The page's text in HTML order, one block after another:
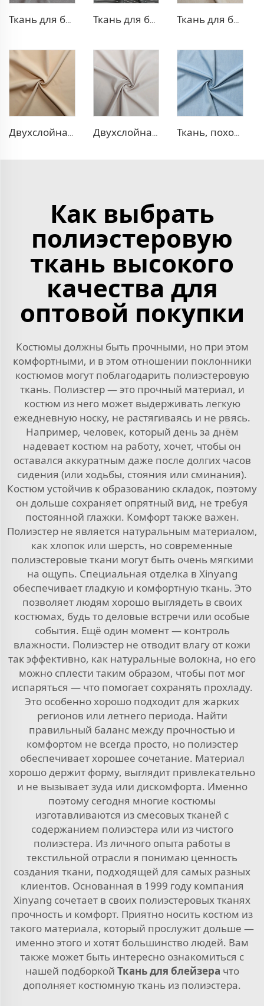
Ткань для брюк TR с четырехсторонней растяжкой Ткань для брюк в стиле TR Strip Ткань для блейзера TR, похожая на лен
Двухслойная ткань для платья TR Двухслойная ткань для платья TR Ткань, похожая на деним, TR
Как выбрать
полиэстеровую
ткань высокого
качества для
оптовой покупки
Костюмы должны быть прочными, но при этом
комфортными, и в этом отношении поклонники
костюмов могут поблагодарить полиэстеровую
ткань. Полиэстер — это прочный материал, и
костюм из него может выдерживать легкую
ежедневную носку, не растягиваясь и не рвясь.
Например, человек, который день за днём
надевает костюм на работу, хочет, чтобы он
оставался аккуратным даже после долгих часов
сидения (или ходьбы, стояния или сминания).
Костюм устойчив к образованию складок, поэтому
он дольше сохраняет опрятный вид, не требуя
постоянной глажки. Комфорт также важен.
Полиэстер не является натуральным материалом,
как хлопок или шерсть, но современные
полиэстеровые ткани могут быть очень мягкими
на ощупь. Специальная отделка в Xinyang
обеспечивает гладкую и комфортную ткань. Это
позволяет людям хорошо выглядеть в своих
костюмах, будь то деловые встречи или особые
события. Ещё один момент — контроль
влажности. Полиэстер не отводит влагу от кожи
так эффективно, как натуральные волокна, но его
можно сплести таким образом, чтобы пот мог
испаряться — что помогает сохранять прохладу.
Это особенно хорошо подходит для жарких
регионов или летнего периода. Найти
правильный баланс между прочностью и
комфортом не всегда просто, но полиэстер
обеспечивает хорошее сочетание. Материал
хорошо держит форму, выглядит привлекательно
и не вызывает зуда или дискомфорта. Именно
поэтому сегодня многие костюмы
изготавливаются из смесовых тканей с
содержанием полиэстера или из чистого
полиэстера. Из личного опыта работы в
текстильной отрасли я понимаю ценность
создания ткани, подходящей для самых разных
клиентов. Основанная в 1999 году компания
Xinyang сочетает в своих полиэстеровых тканях
прочность и комфорт. Приятно носить костюм из
такого материала, который прослужит дольше —
именно этого и хотят большинство людей. Вам
также может быть интересно ознакомиться с
нашей подборкой Ткань для блейзера что
дополняет костюмную ткань из полиэстера.